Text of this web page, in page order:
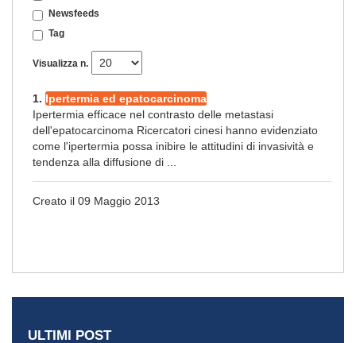
Newsfeeds
Tag
Visualizza n.
1. Ipertermia ed epatocarcinoma
Ipertermia efficace nel contrasto delle metastasi
dell'epatocarcinoma Ricercatori cinesi hanno evidenziato
come l'ipertermia possa inibire le attitudini di invasività e
tendenza alla diffusione di ...
Creato il 09 Maggio 2013
ULTIMI POST